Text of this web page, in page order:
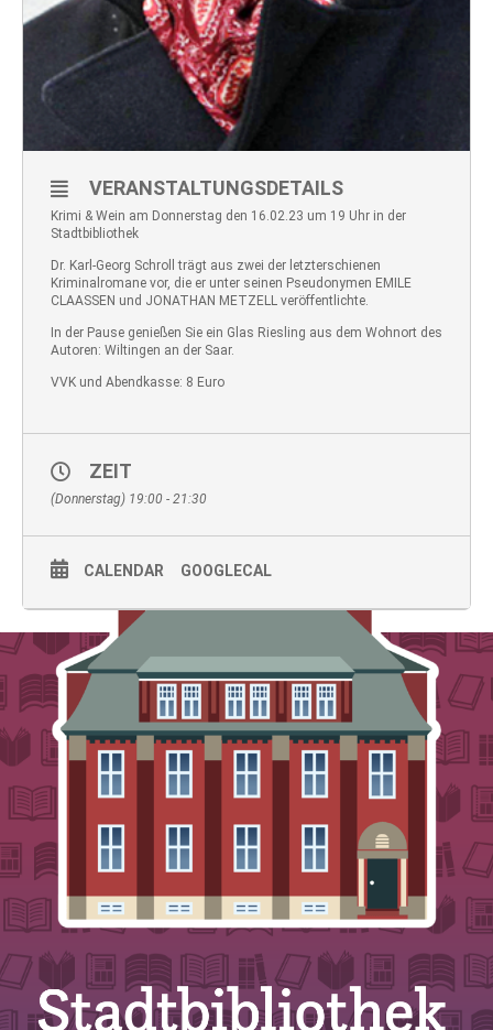
VERANSTALTUNGSDETAILS
Krimi & Wein am Donnerstag den 16.02.23 um 19 Uhr in der
Stadtbibliothek
Dr. Karl-Georg Schroll trägt aus zwei der letzterschienen
Kriminalromane vor, die er unter seinen Pseudonymen EMILE
CLAASSEN und JONATHAN METZELL veröffentlichte.
In der Pause genießen Sie ein Glas Riesling aus dem Wohnort des
Autoren: Wiltingen an der Saar.
VVK und Abendkasse: 8 Euro
ZEIT
(Donnerstag) 19:00 - 21:30
CALENDAR GOOGLECAL